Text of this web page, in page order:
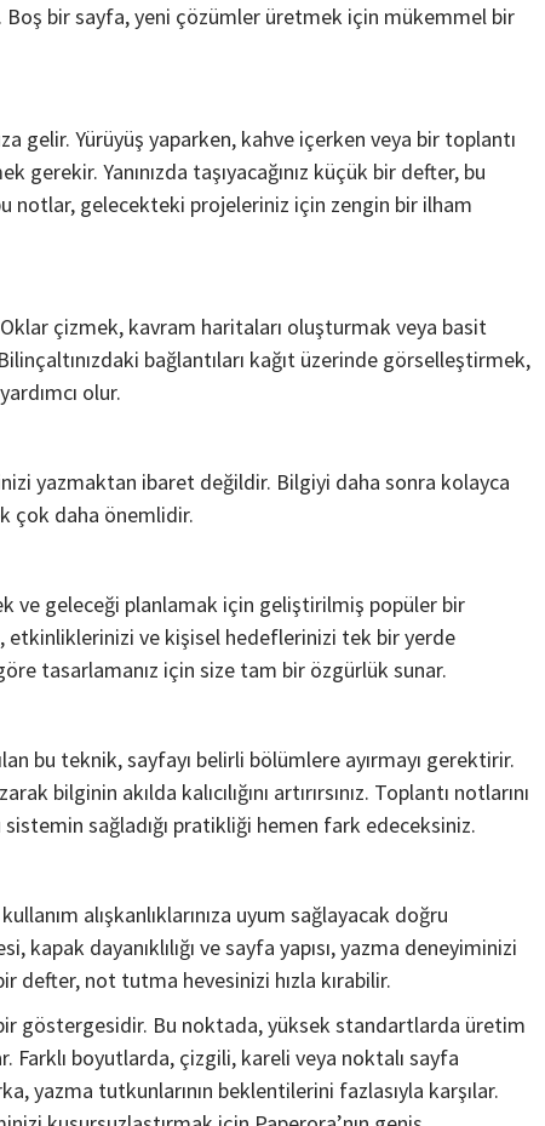
Boş bir sayfa, yeni çözümler üretmek için mükemmel bir
gelir. Yürüyüş yaparken, kahve içerken veya bir toplantı
gerekir. Yanınızda taşıyacağınız küçük bir defter, bu
notlar, gelecekteki projeleriniz için zengin bir ilham
çizmek, kavram haritaları oluşturmak veya basit
bağlantıları kağıt üzerinde görselleştirmek,
olur.
yazmaktan ibaret değildir. Bilgiyi daha sonra kolayca
çok daha önemlidir.
ve geleceği planlamak için geliştirilmiş popüler bir
etkinliklerinizi ve kişisel hedeflerinizi tek bir yerde
tasarlamanız için size tam bir özgürlük sunar.
bu teknik, sayfayı belirli bölümlere ayırmayı gerektirir.
bilginin akılda kalıcılığını artırırsınız. Toplantı notlarını
sağladığı pratikliği hemen fark edeceksiniz.
alışkanlıklarınıza uyum sağlayacak doğru
dayanıklılığı ve sayfa yapısı, yazma deneyiminizi
defter, not tutma hevesinizi hızla kırabilir.
göstergesidir. Bu noktada, yüksek standartlarda üretim
Farklı boyutlarda, çizgili, kareli veya noktalı sayfa
yazma tutkunlarının beklentilerini fazlasıyla karşılar.